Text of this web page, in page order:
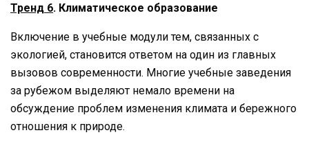
Тренд 6. Климатическое образование
Включение в учебные модули тем, связанных с
экологией, становится ответом на один из главных
вызовов современности. Многие учебные заведения
за рубежом выделяют немало времени на
обсуждение проблем изменения климата и бережного
отношения к природе.